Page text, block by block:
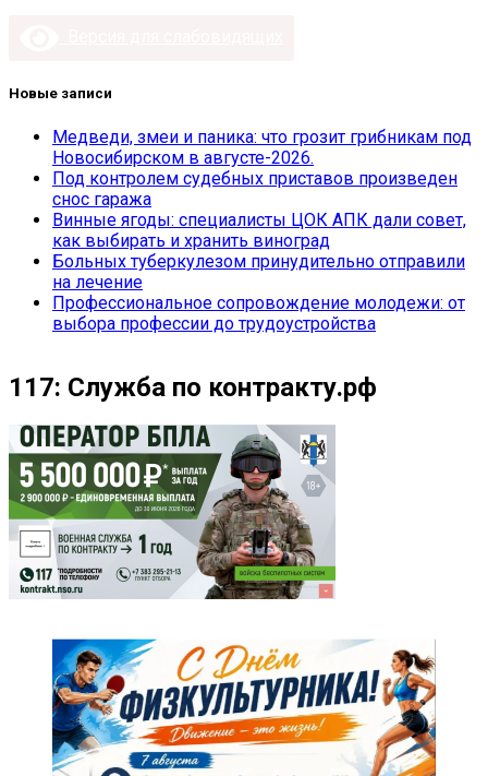
Новые записи
Медведи, змеи и паника: что грозит грибникам под
Новосибирском в августе-2026.
Под контролем судебных приставов произведен
снос гаража
Винные ягоды: специалисты ЦОК АПК дали совет,
как выбирать и хранить виноград
Больных туберкулезом принудительно отправили
на лечение
Профессиональное сопровождение молодежи: от
выбора профессии до трудоустройства
117: Служба по контракту.рф